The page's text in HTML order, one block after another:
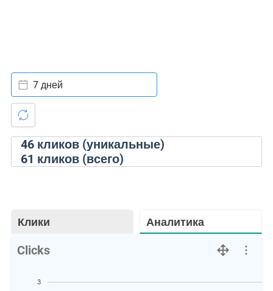
46кликов (уникальные)
61 кликов (всего)
7 дней
Клики Аналитика
Clicks
3